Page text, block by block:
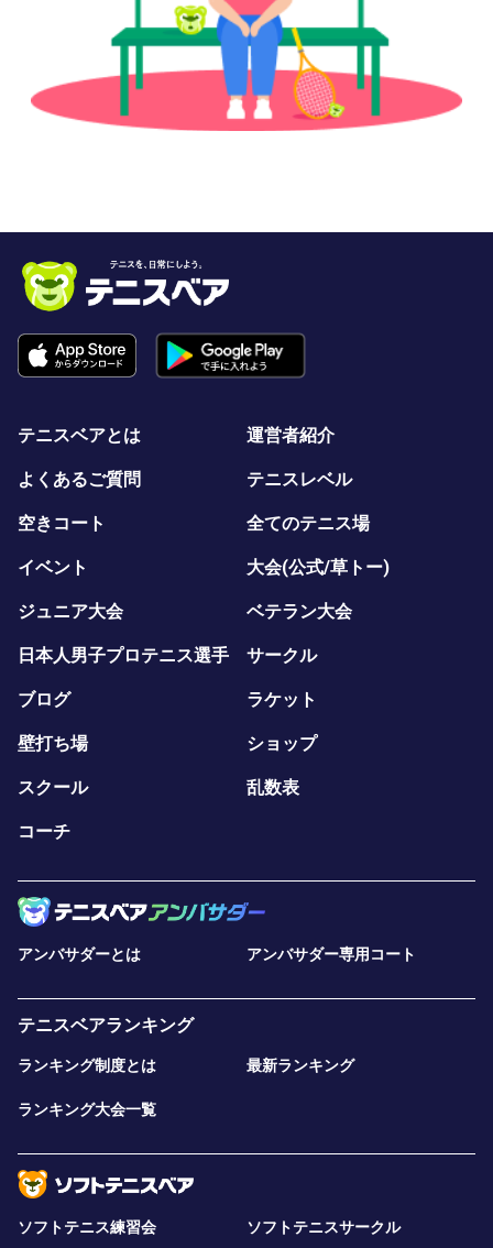
テニスベアとは 運営者紹介
よくあるご質問 テニスレベル
空きコート 全てのテニス場
イベント 大会(公式/草トー)
ジュニア大会 ベテラン大会
日本人男子プロテニス選手 サークル
ブログ ラケット
壁打ち場 ショップ
スクール 乱数表
コーチ
アンバサダーとは アンバサダー専用コート
テニスベアランキング
ランキング制度とは 最新ランキング
ランキング大会一覧
ソフトテニス練習会 ソフトテニスサークル